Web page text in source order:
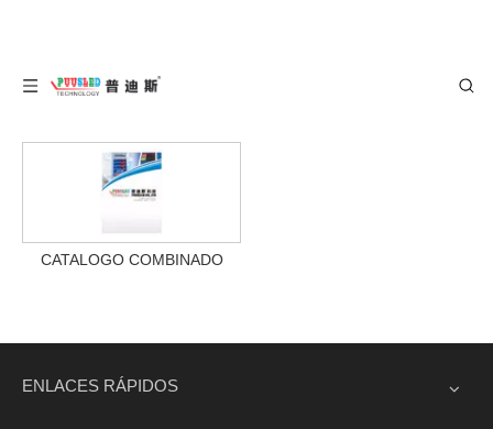
CATALOGO COMBINADO
ENLACES RÁPIDOS